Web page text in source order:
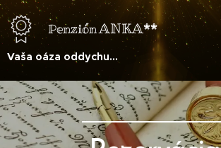
PenziónANKA**
Vaša oáza oddychu...